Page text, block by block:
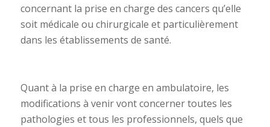
concernant la prise en charge des cancers qu’elle
soit médicale ou chirurgicale et particulièrement
dans les établissements de santé.
Quant à la prise en charge en ambulatoire, les
modifications à venir vont concerner toutes les
pathologies et tous les professionnels, quels que